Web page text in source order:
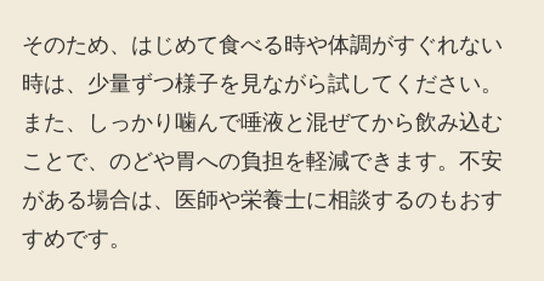
そのため、はじめて食べる時や体調がすぐれない
時は、少量ずつ様子を見ながら試してください。
また、しっかり噛んで唾液と混ぜてから飲み込む
ことで、のどや胃への負担を軽減できます。不安
がある場合は、医師や栄養士に相談するのもおす
すめです。